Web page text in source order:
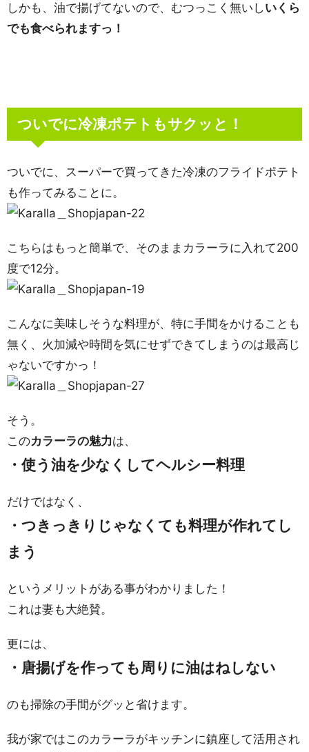
しかも、油で揚げてないので、むつっこく無いしいくら
でも食べられますっ！
ついでに冷凍ポテトもサクッと！
ついでに、スーパーで買ってきた冷凍のフライドポテト
も作ってみることに。
こちらはもっと簡単で、そのままカラーラに入れて200
度で12分。
こんなに美味しそうな料理が、特に手間をかけることも
無く、火加減や時間を気にせずできてしまうのは最高じ
ゃないですかっ！
そう。
このカラーラの魅力は、
・使う油を少なくしてヘルシー料理
だけではなく、
・つきっきりじゃなくても料理が作れてし
まう
というメリットがある事がわかりました！
これは妻も大絶賛。
更には、
・唐揚げを作っても周りに油はねしない
のも掃除の手間がグッと省けます。
我が家ではこのカラーラがキッチンに鎮座して活用され